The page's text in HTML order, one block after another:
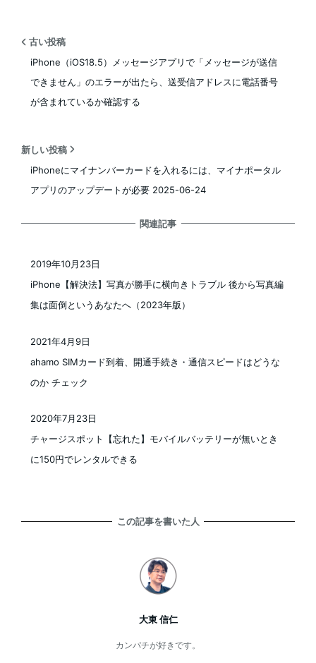
古い投稿
iPhone（iOS18.5）メッセージアプリで「メッセージが送信
できません」のエラーが出たら、送受信アドレスに電話番号
が含まれているか確認する
新しい投稿
iPhoneにマイナンバーカードを入れるには、マイナポータル
アプリのアップデートが必要 2025-06-24
関連記事
iPhone【解決法】写真が勝手に横向きトラブル 後から写真編
集は面倒というあなたへ（2023年版）
2019年10月23日
ahamo SIMカード到着、開通手続き・通信スピードはどうな
のか チェック
2021年4月9日
チャージスポット【忘れた】モバイルバッテリーが無いとき
に150円でレンタルできる
2020年7月23日
この記事を書いた人
大東 信仁
カンパチが好きです。